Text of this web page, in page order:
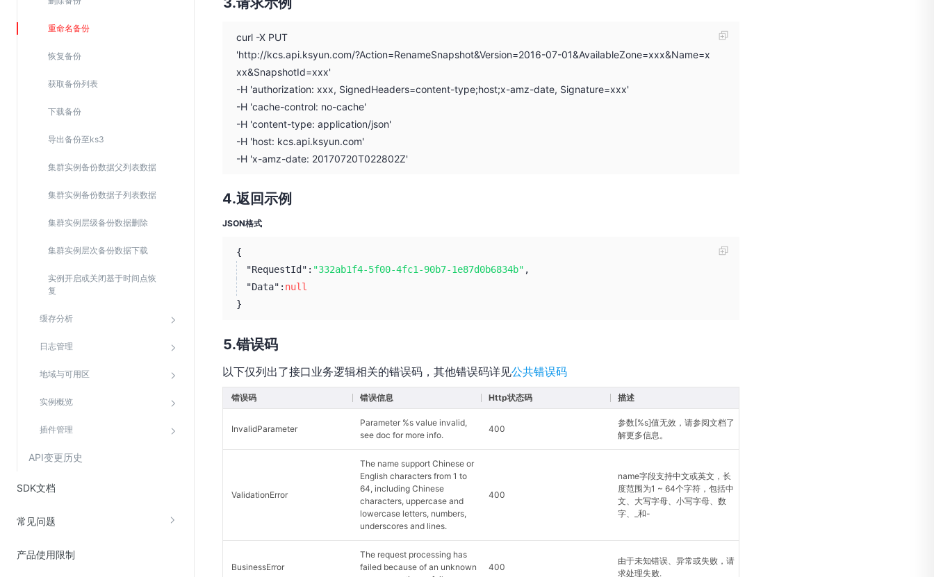
重命名备份
恢复备份
获取备份列表
下载备份
导出备份至ks3
集群实例备份数据父列表数据
集群实例备份数据子列表数据
集群实例层级备份数据删除
集群实例层次备份数据下载
实例开启或关闭基于时间点恢
复
缓存分析
日志管理
地域与可用区
实例概览
插件管理
API变更历史
SDK文档
常见问题
产品使用限制
云安全中心
应急响应
合规性
资质认证
欧盟数据保护条例（GDPR）
curl -X PUT
'http://kcs.api.ksyun.com/?Action=RenameSnapshot&Version=2016-07-01&AvailableZone=xxx&Name=x
xx&SnapshotId=xxx'
-H 'authorization: xxx, SignedHeaders=content-type;host;x-amz-date, Signature=xxx'
-H 'cache-control: no-cache'
-H 'content-type: application/json'
-H 'host: kcs.api.ksyun.com'
-H 'x-amz-date: 20170720T022802Z'
返回示例
JSON格式
{
"RequestId": "332ab1f4-5f00-4fc1-90b7-1e87d0b6834b" ,
"Data": null
}
错误码
以下仅列出了接口业务逻辑相关的错误码，其他错误码详见公共错误码
错误码 错误信息 Http状态码 描述
InvalidParameter
Parameter %s value invalid,
see doc for more info.
400
参数[%s]值无效，请参阅文档了
解更多信息。
ValidationError
The name support Chinese or
English characters from 1 to
64, including Chinese
characters, uppercase and
lowercase letters, numbers,
underscores and lines.
400
name字段支持中文或英文，长
度范围为1 ~ 64个字符，包括中
文、大写字母、小写字母、数
字、_和-
BusinessError
The request processing has
failed because of an unknown
400
由于未知错误、异常或失败，请
求处理失败.